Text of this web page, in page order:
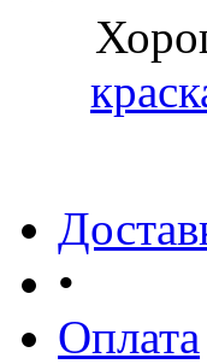
•
Оплата